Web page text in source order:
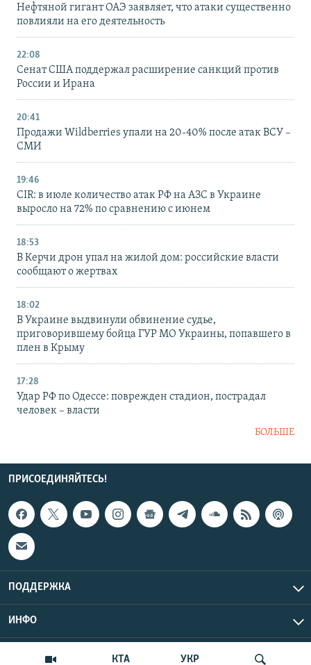
КТА УКР
Нефтяной гигант ОАЭ заявляет, что атаки существенно
повлияли на его деятельность
22:08
Сенат США поддержал расширение санкций против
России и Ирана
20:41
Продажи Wildberries упали на 20-40% после атак ВСУ –
СМИ
19:46
CIR: в июле количество атак РФ на АЗС в Украине
выросло на 72% по сравнению с июнем
18:53
В Керчи дрон упал на жилой дом: российские власти
сообщают о жертвах
18:02
В Украине выдвинули обвинение судье,
приговорившему бойца ГУР МО Украины, попавшего в
плен в Крыму
17:28
Удар РФ по Одессе: поврежден стадион, пострадал
человек – власти
БОЛЬШЕ
ПРИСОЕДИНЯЙТЕСЬ!
ПОДДЕРЖКА
ИНФО
Copyright Крым.Реалии, 2026 | Все права защищены.
UTC+3